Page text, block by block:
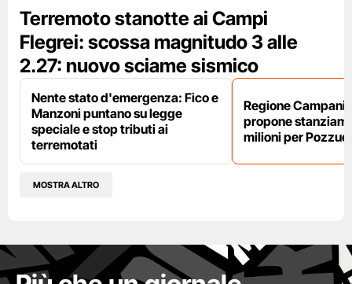
Terremoto stanotte ai Campi
Flegrei: scossa magnitudo 3 alle
2.27: nuovo sciame sismico
Nente stato d'emergenza: Fico e
Manzoni puntano su legge
speciale e stop tributi ai
terremotati
Regione
propone
milioni per
MOSTRA ALTRO